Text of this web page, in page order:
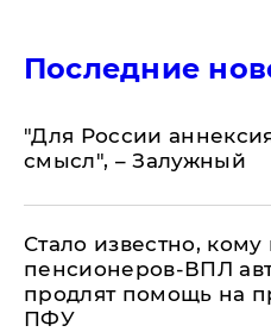
Последние
"Для России
смысл", – Залужный
Стало известно,
пенсионеров-ВПЛ
продлят помощь на
ПФУ